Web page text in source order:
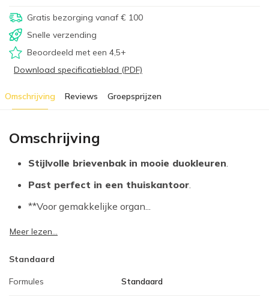
Gratis bezorging vanaf € 100
Snelle verzending
Beoordeeld met een 4,5+
Download specificatieblad (PDF)
Omschrijving Reviews Groepsprijzen
Omschrijving
Stijlvolle brievenbak in mooie duokleuren.
Past perfect in een thuiskantoor.
**Voor gemakkelijke organ...
Meer lezen...
Standaard
Formules Standaard